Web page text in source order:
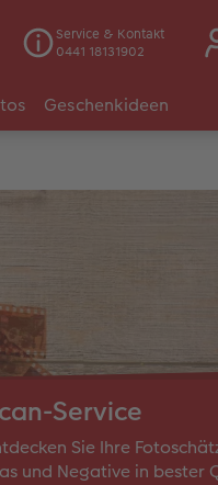
Service & Kontakt
0441 18131902
Geschenkideen
Service
Sie Ihre
und Negative in bester